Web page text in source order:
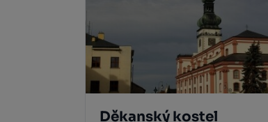
Děkanský kostel